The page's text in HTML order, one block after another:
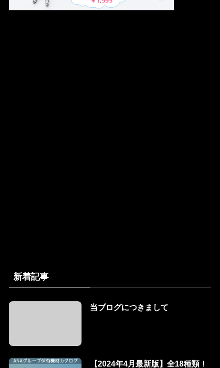
新着記事
当ブログにつきまして
【2024年4月最新版】全18種類！